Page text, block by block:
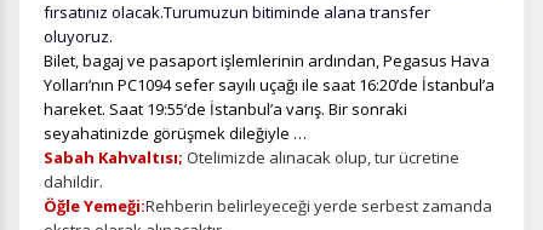
fırsatınız olacak.Turumuzun bitiminde alana transfer
oluyoruz.
Bilet, bagaj ve pasaport işlemlerinin ardından, Pegasus Hava
Yolları’nın PC1094 sefer sayılı uçağı ile saat 16:20’de İstanbul’a
hareket. Saat 19:55’de İstanbul’a varış. Bir sonraki
seyahatinizde görüşmek dileğiyle …
Sabah Kahvaltısı; Otelimizde alınacak olup, tur ücretine
dahildir.
Öğle Yemeği:Rehberin belirleyeceği yerde serbest zamanda